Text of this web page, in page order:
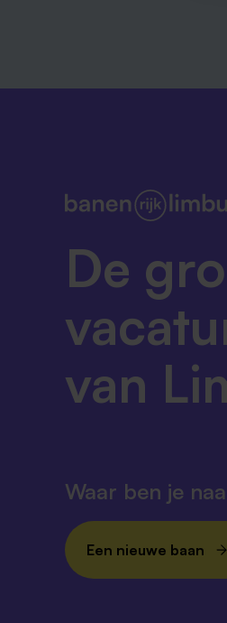
De
van
Waar ben je
Een nieuwe baan